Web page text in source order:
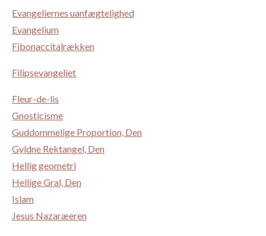
Evangeliernes uanfægtelighed
Evangelium
Fibonaccitalrækken
Filipsevangeliet
Fleur-de-lis
Gnosticisme
Guddommelige Proportion, Den
Gyldne Rektangel, Den
Hellig geometri
Hellige Gral, Den
Islam
Jesus Nazaræeren